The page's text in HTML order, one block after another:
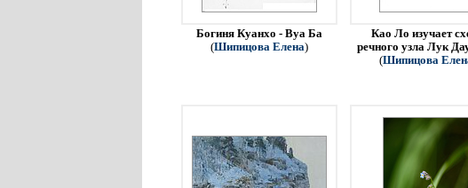
Богиня Куанхо - Вуа Ба
(Шипицова Елена)
Као Ло изучает
речного узла Лук
(Шипицова